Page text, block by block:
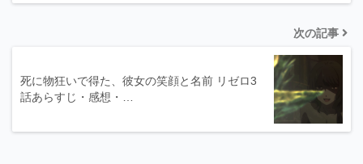
次の記事
死に物狂いで得た、彼女の笑顔と名前 リゼロ3
話あらすじ・感想・…